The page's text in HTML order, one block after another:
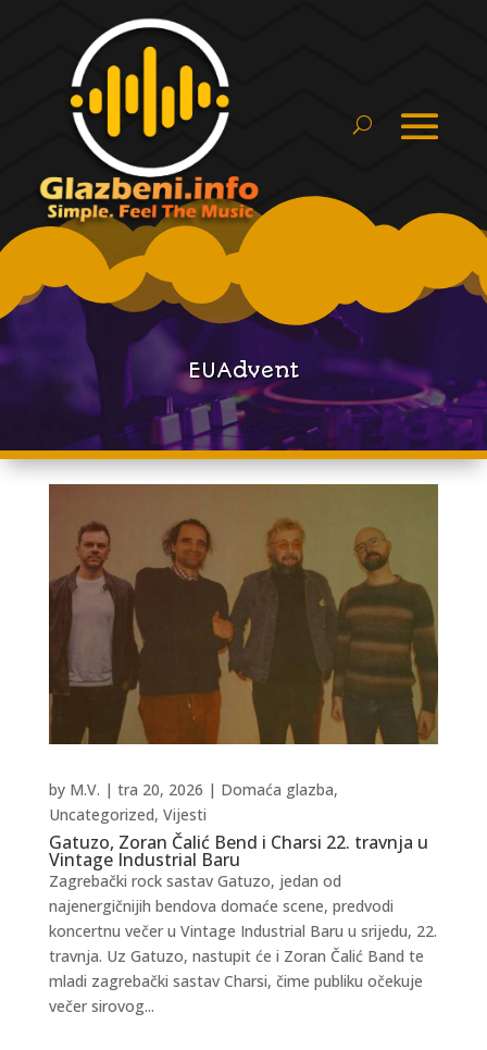
EUAdvent
Gatuzo, Zoran Čalić Bend i Charsi 22. travnja u
Vintage Industrial Baru
by M.V. | tra 20, 2026 | Domaća glazba,
Uncategorized, Vijesti
Zagrebački rock sastav Gatuzo, jedan od
najenergičnijih bendova domaće scene, predvodi
koncertnu večer u Vintage Industrial Baru u srijedu, 22.
travnja. Uz Gatuzo, nastupit će i Zoran Čalić Band te
mladi zagrebački sastav Charsi, čime publiku očekuje
večer sirovog...